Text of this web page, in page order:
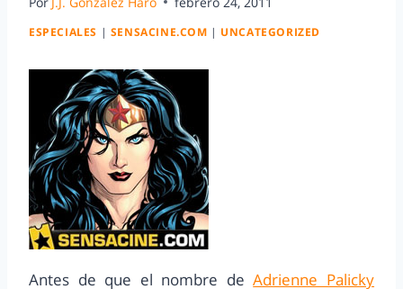
ESPECIALES | SENSACINE.COM | UNCATEGORIZED
Antes de que el nombre deAdrienne Palicky